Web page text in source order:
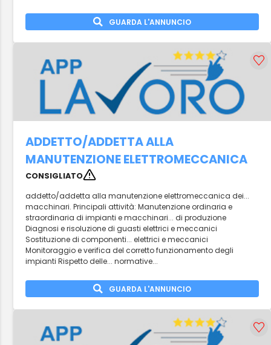
GUARDA L'ANNUNCIO
ADDETTO/ADDETTA ALLA
MANUTENZIONE ELETTROMECCANICA
CONSIGLIATO
addetto/addetta alla manutenzione elettromeccanica dei...
macchinari. Principali attività: Manutenzione ordinaria e
straordinaria di impianti e macchinari... di produzione
Diagnosi e risoluzione di guasti elettrici e meccanici
Sostituzione di componenti... elettrici e meccanici
Monitoraggio e verifica del corretto funzionamento degli
impianti Rispetto delle... normative...
GUARDA L'ANNUNCIO